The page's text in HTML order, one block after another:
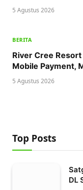
5 Agustus 2026
BERITA
River Cree
Mobile Payment,
5 Agustus 2026
Top Posts
DL